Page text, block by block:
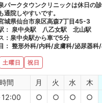
パークタウンクリニックは休日の
通院しやすいです。
城県仙台市泉区高森7丁目45-3
： 泉中央駅 八乙女駅 北山駅
：泉中央駅から車で5分
： 整形外科/内科/皮膚科/泌尿器科
土曜日 祝日
間 月 火 水 木
○ ○ ○ ○